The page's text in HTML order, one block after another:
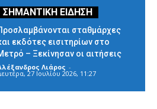
σταθμάρχες
εκδότες εισιτηρίων στο
– Ξεκίνησαν οι αιτήσεις
Λιάρος -
27 Ιουλίου 2026, 11:27